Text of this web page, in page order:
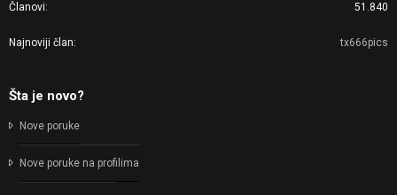
Članovi 51.840
Najnoviji član tx666pics
Šta je novo?
Nove poruke
Nove poruke na profilima